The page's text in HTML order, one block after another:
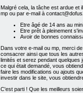
Malgré cela, la tâche est ardue
mp ou par e-mail à
Etre âgé de 14 ans au
Etre prêt à pleinement
Avoir de bonnes
Dans votre e-mail ou mp, merci
consacrer ainsi que tous les
limités et serez pendant
ce qui était demandé, vous
faire les modifications ou ajouts
investir dans le site, vous
C'est parti ! Que les meilleurs